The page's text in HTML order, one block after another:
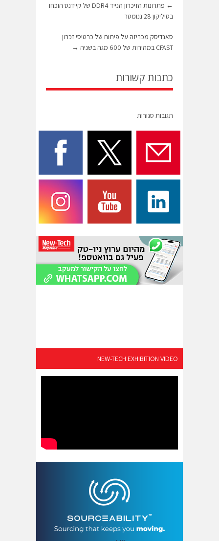
←
פתרונות הזיכרון הנייד DDR4 של קיידנס הוכחו
בסיליקון 28 ננומטר
סאנדיסק מכריזה על פיתוח של כרטיסי זכרון
CFAST במהירות של 600 מגה בשניה
→
כתבות קשורות
תגובות סגורות
NEW-TECH EXHIBITION VIDEO